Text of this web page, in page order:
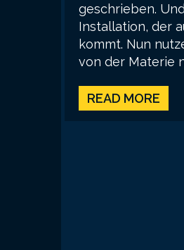
geschrieben.
Installation, der
kommt. Nun
von der Materie
READ MORE